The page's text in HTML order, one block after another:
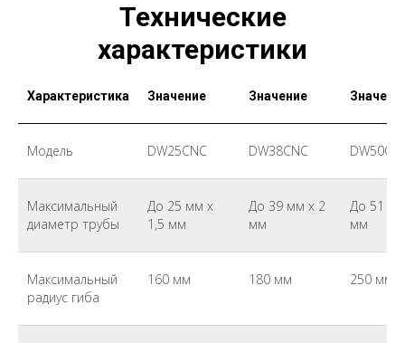
Технические
характеристики
Характеристика Значение Значение
Модель DW25CNC DW38CNC
Максимальный
диаметр трубы
До 25 мм х
1,5 мм
До 39 мм х 2
мм
До 51
мм
Максимальный
радиус гиба
160 мм 180 мм 250 мм